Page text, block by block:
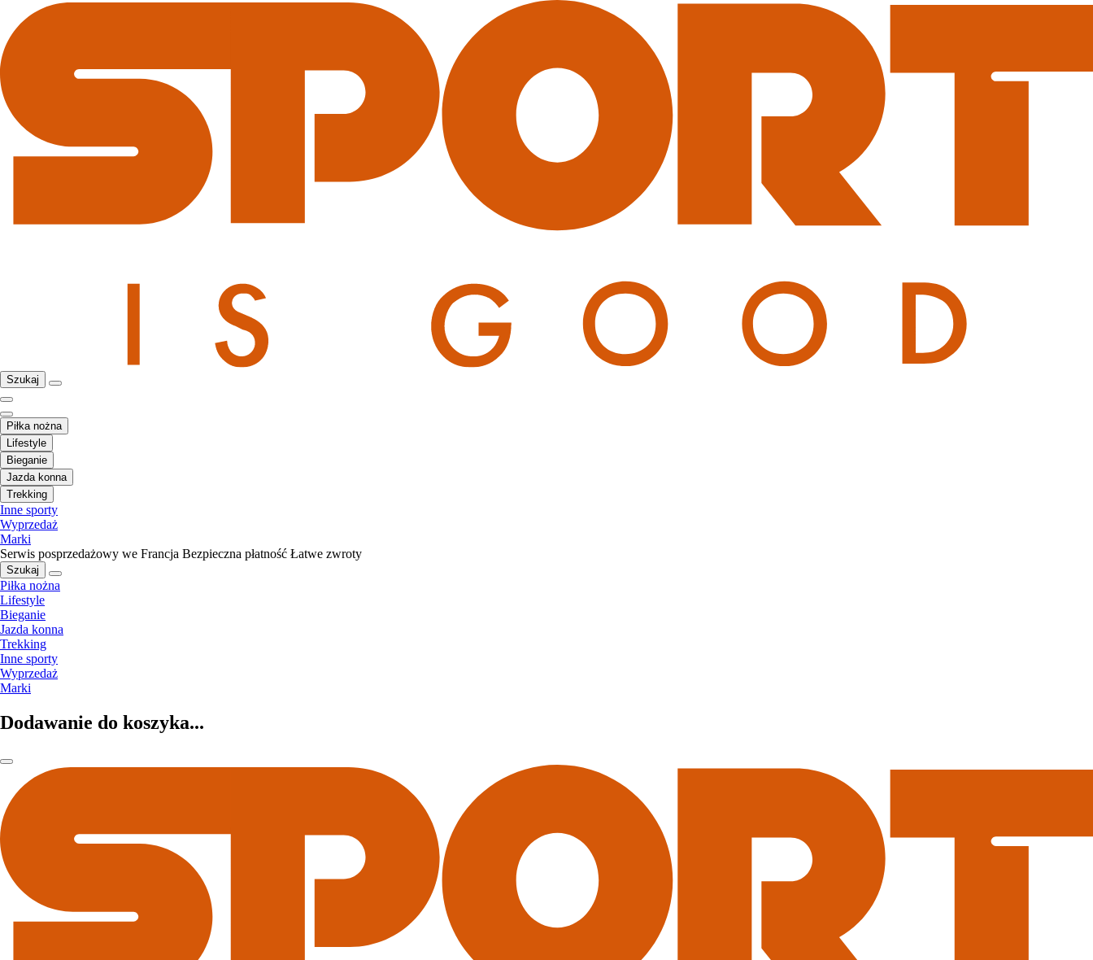
Szukaj
Piłka nożna
Lifestyle
Bieganie
Jazda konna
Trekking
Inne sporty
Wyprzedaż
Marki
Serwis posprzedażowy we Francja Bezpieczna płatność Łatwe zwroty
Szukaj
Piłka nożna
Lifestyle
Bieganie
Jazda konna
Trekking
Inne sporty
Wyprzedaż
Marki
Dodawanie do koszyka...